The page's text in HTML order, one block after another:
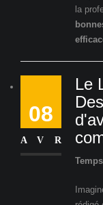
la
08
AVR
Le